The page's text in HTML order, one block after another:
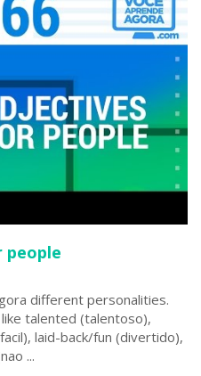
people
different personalities.
talented (talentoso),
laid-back/fun (divertido),
...